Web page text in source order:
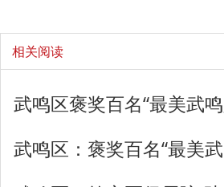
相关阅读
武鸣区褒奖百名“最美武
武鸣区：褒奖百名“最美